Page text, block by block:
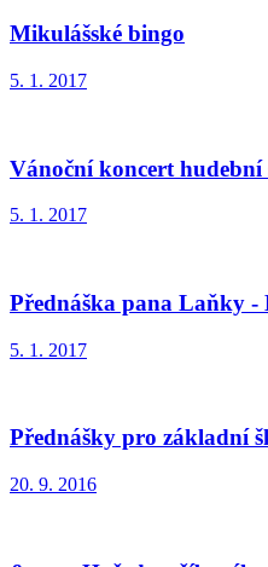
Mikulášské bingo
5. 1. 2017
Vánoční koncert
5. 1. 2017
Přednáška pana Laňky -
5. 1. 2017
Přednášky pro základní
20. 9. 2016